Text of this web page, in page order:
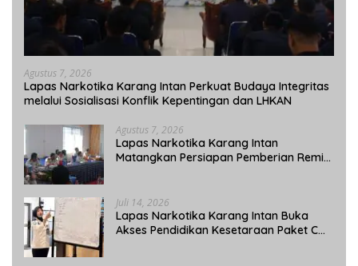
Agustus 7, 2026
Lapas Narkotika Karang Intan Perkuat Budaya Integritas
melalui Sosialisasi Konflik Kepentingan dan LHKAN
Agustus 7, 2026
Lapas Narkotika Karang Intan
Matangkan Persiapan Pemberian Remisi
Juli 14, 2026
Lapas Narkotika Karang Intan Buka
Akses Pendidikan Kesetaraan Paket C